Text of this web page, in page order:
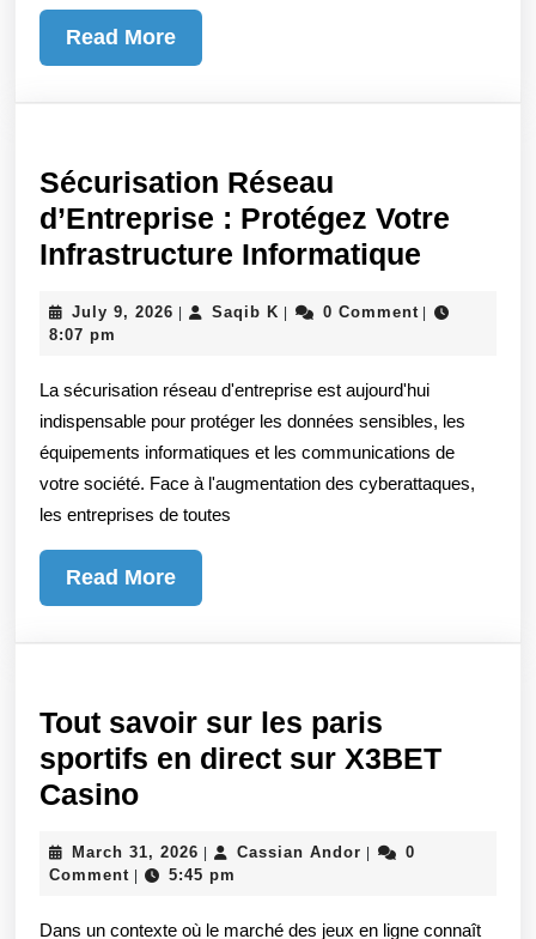
pour
et
professionnels
Read MoreRead
More
Sécurisation Réseau
d’Entreprise : Protégez Votre
Infrastructure Informatique
Votre
July 9, 2026 July
| Saqib K Saqib
| 0 Comment |
8:07 pm
La sécurisation réseau d'entreprise est aujourd'hui
indispensable pour protéger les données sensibles, les
équipements informatiques et les communications de
votre société. Face à l'augmentation des cyberattaques,
les entreprises de toutes
Read MoreRead
More
Tout savoir sur les paris
sportifs en direct sur X3BET
CasinoTout
sur
March 31, 2026 March
31,
| Cassian Andor Cassian
|
0
Comment | 5:45 pm
Dans un contexte où le marché des jeux en ligne connaît